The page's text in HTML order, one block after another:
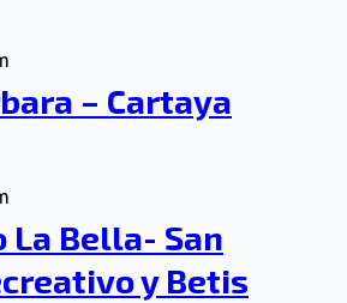
– Cartaya
La Bella- San
y Betis